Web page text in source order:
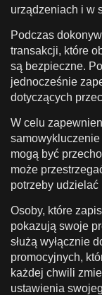
urządzeniach i w
Podczas
transakcji, które
są bezpieczne.
jednocześnie
dotyczących
W celu
mogą być
może
potrzeby
Osoby, które
pokazują swoje
służą wyłącznie
promocyjnych,
każdej chwili
ustawienia